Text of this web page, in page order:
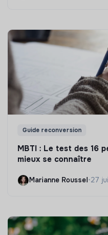
Guide reconversion
MBTI : Le test des 16
mieux se connaître
Marianne Roussel •27